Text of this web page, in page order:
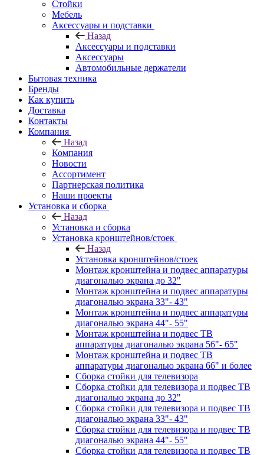
Стойки
Мебель
Аксессуары и подставки
Назад
Аксессуары и подставки
Аксессуары
Автомобильные держатели
Бытовая техника
Бренды
Как купить
Доставка
Контакты
Компания
Назад
Компания
Новости
Ассортимент
Партнерская политика
Наши проекты
Установка и сборка
Назад
Установка и сборка
Установка кронштейнов/стоек
Назад
Установка кронштейнов/стоек
Монтаж кронштейна и подвес аппаратуры
диагональю экрана до 32"
Монтаж кронштейна и подвес аппаратуры
диагональю экрана 33"- 43"
Монтаж кронштейна и подвес аппаратуры
диагональю экрана 44"- 55"
Монтаж кронштейна и подвес ТВ
аппаратуры диагональю экрана 56"- 65"
Монтаж кронштейна и подвес ТВ
аппаратуры диагональю экрана 66" и более
Сборка стойки для телевизора
Сборка стойки для телевизора и подвес ТВ
диагональю экрана до 32"
Сборка стойки для телевизора и подвес ТВ
диагональю экрана 33"- 43"
Сборка стойки для телевизора и подвес ТВ
диагональю экрана 44"- 55"
Сборка стойки для телевизора и подвес ТВ